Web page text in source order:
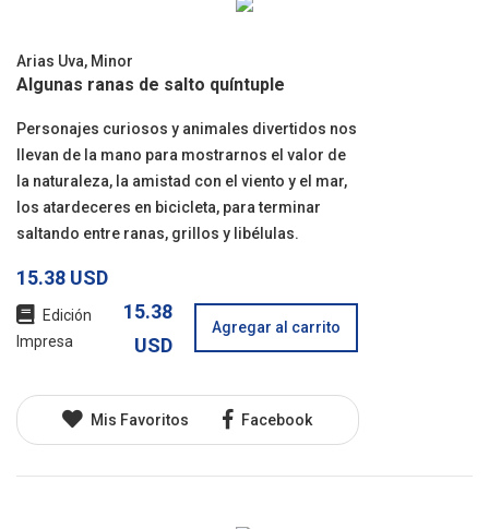
Arias Uva, Minor
Algunas ranas de salto quíntuple
Personajes curiosos y animales divertidos nos
llevan de la mano para mostrarnos el valor de
la naturaleza, la amistad con el viento y el mar,
los atardeceres en bicicleta, para terminar
saltando entre ranas, grillos y libélulas.
15.38 USD
Edición
Impresa
15.38
USD
Agregar al carrito
Mis Favoritos Facebook